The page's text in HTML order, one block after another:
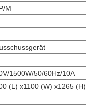
M
1500W/50/60Hz/10A
(L) x1100 (W) x1265 (H)